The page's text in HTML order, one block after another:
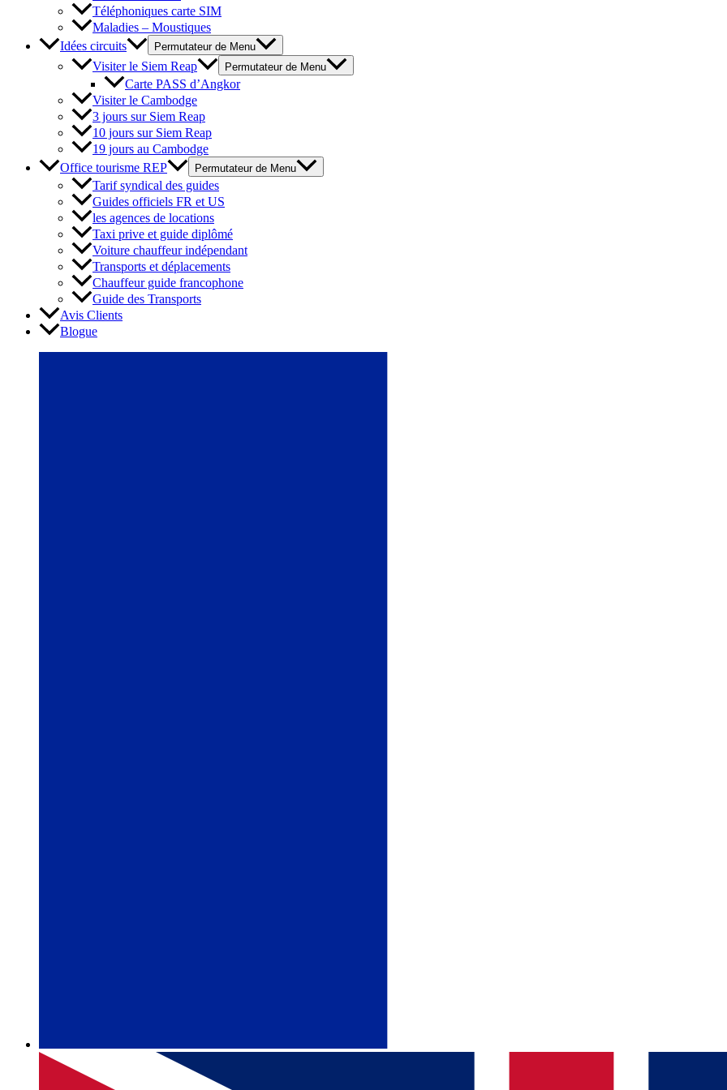
Téléphoniques carte SIM
Maladies – Moustiques
Idées circuits
Permutateur de Menu
Visiter le Siem Reap Permutateur de Menu
Carte PASS d’Angkor
Visiter le Cambodge
3 jours sur Siem Reap
10 jours sur Siem Reap
19 jours au Cambodge
Office tourisme REP
Permutateur de Menu
Tarif syndical des guides
Guides officiels FR et US
les agences de locations
Taxi prive et guide diplômé
Voiture chauffeur indépendant
Transports et déplacements
Chauffeur guide francophone
Guide des Transports
Avis Clients
Blogue